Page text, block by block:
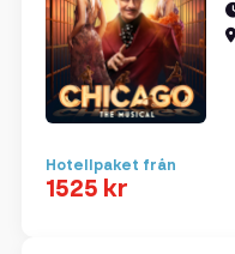
Hotellpaket från
1525 kr